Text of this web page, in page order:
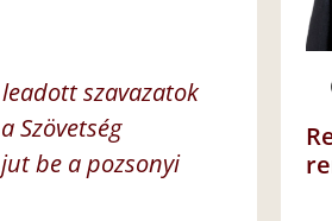
szavazatok
Szövetség
be a pozsonyi